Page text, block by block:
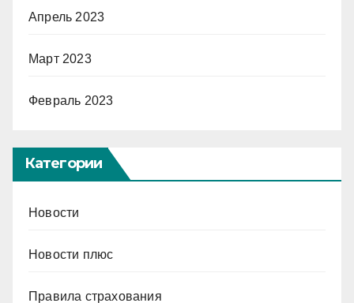
Апрель 2023
Март 2023
Февраль 2023
Категории
Новости
Новости плюс
Правила страхования